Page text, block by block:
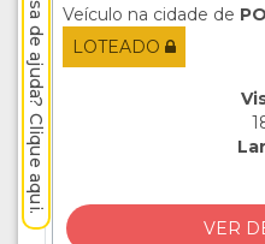
Veículo na cidade de
LOTEADO
VER
Precisa de ajuda? Clique aqui.